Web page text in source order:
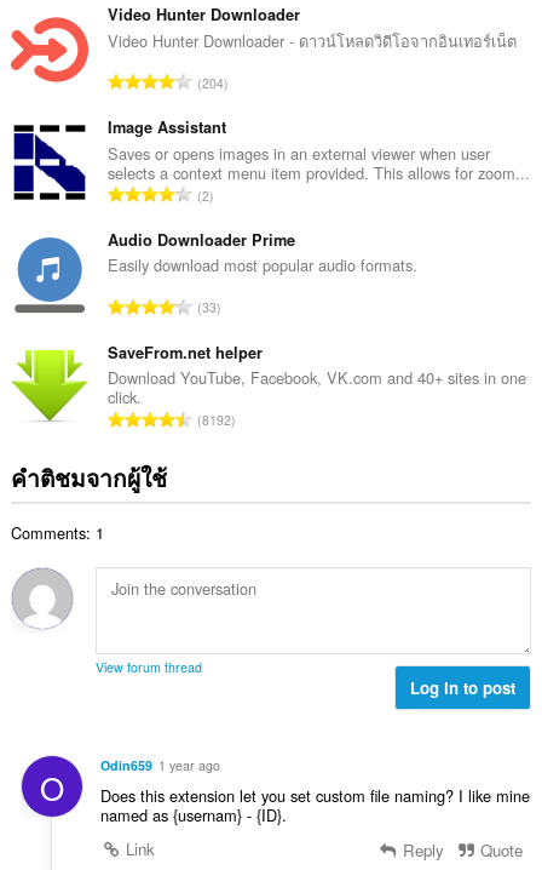
ว
น
ะ
น
น
ร
ว
ม
ทั้
ห
ด
:
Video Hunter Downloader
Video Hunter Downloader - ดาวน์โหลดวิดีโอจากอินเทอร์เน็ต
จำ
ว
น
ค
ะ
น
น
ร
ว
ม
ทั้
ห
204
Image Assistant
Saves or opens images in an external viewer when user
selects a context menu item provided. This allows for zoom...
จำ
ว
น
ะ
น
น
ร
ว
ง
ด
:
2
Audio Downloader Prime
Easily download most popular audio formats.
จำ
ว
น
ะ
น
ม
ทั้
ม
33
SaveFrom.net helper
Download YouTube, Facebook, VK.com and 40+ sites in one
click.
จำ
แ
น
ว
ห
ด
:
8192
คำติชมจากผู้ใช้
Comments: 1
View forum thread
Log in to post
O Odin659 1 year ago
Does this extension let you set custom file naming? I like mine
named as {usernam} - {ID}.
Link
Reply Quote